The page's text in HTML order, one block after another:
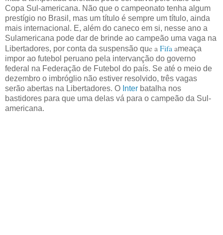
Copa Sul-americana. Não que o campeonato tenha algum
prestígio no Brasil, mas um título é sempre um título, ainda
mais internacional. E, além do caneco em si, nesse ano a
Sulamericana pode dar de brinde ao campeão uma vaga na
Libertadores, por conta da suspensão que a Fifa ameaça
impor ao futebol peruano pela intervanção do governo
federal na Federação de Futebol do país. Se até o meio de
dezembro o imbróglio não estiver resolvido, três vagas
serão abertas na Libertadores. O Inter batalha nos
bastidores para que uma delas vá para o campeão da Sul-
americana.